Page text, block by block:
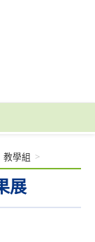
展
教學組 >